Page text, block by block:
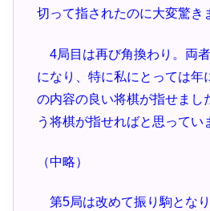
切って指されたのに大変驚き
4局目は再び角換わり。両
になり、特に私にとっては年
の内容の良い将棋が指せまし
う将棋が指せればと思ってい
（中略）
第5局は改めて振り駒とな